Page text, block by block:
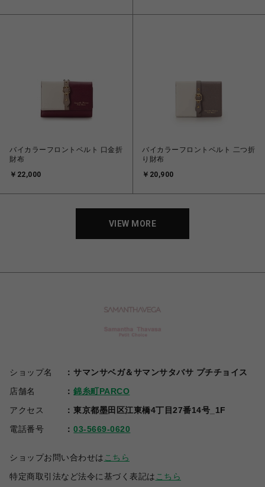
バイカラーフロントベルト 口金折
財布
￥22,000
バイカラーフロントベルト 二つ折
り財布
￥20,900
VIEW MORE
ショップ名
サマンサベガ＆サマンサタバサ プチチョイス
店舗名
錦糸町PARCO
アクセス
東京都墨田区江東橋4丁目27番14号_1F
電話番号
03-5669-0620
ショップお問い合わせは こちら
特定商取引法など法令に基づく表記は こちら